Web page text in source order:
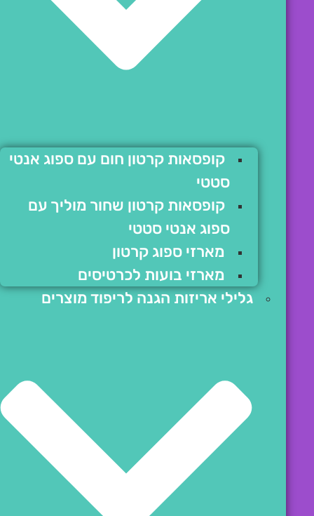
קופסאות קרטון חום עם ספוג אנטי
סטטי
קופסאות קרטון שחור מוליך עם
ספוג אנטי סטטי
מארזי ספוג קרטון
מארזי בועות לכרטיסים
גלילי אריזות הגנה לריפוד מוצרים